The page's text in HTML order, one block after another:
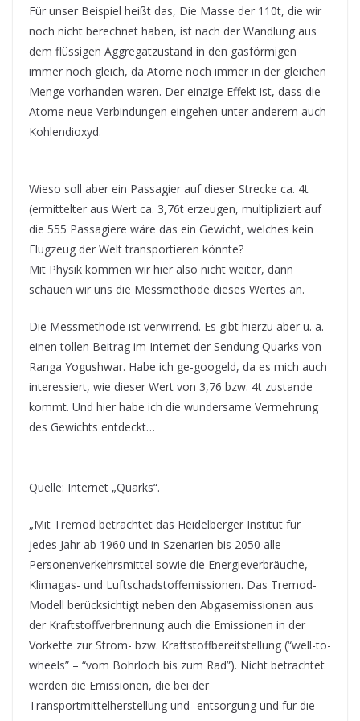
Für unser Beispiel heißt das, Die Masse der 110t, die wir
noch nicht berechnet haben, ist nach der Wandlung aus
dem flüssigen Aggregatzustand in den gasförmigen
immer noch gleich, da Atome noch immer in der gleichen
Menge vorhanden waren. Der einzige Effekt ist, dass die
Atome neue Verbindungen eingehen unter anderem auch
Kohlendioxyd.
Wieso soll aber ein Passagier auf dieser Strecke ca. 4t
(ermittelter aus Wert ca. 3,76t erzeugen, multipliziert auf
die 555 Passagiere wäre das ein Gewicht, welches kein
Flugzeug der Welt transportieren könnte?
Mit Physik kommen wir hier also nicht weiter, dann
schauen wir uns die Messmethode dieses Wertes an.
Die Messmethode ist verwirrend. Es gibt hierzu aber u. a.
einen tollen Beitrag im Internet der Sendung Quarks von
Ranga Yogushwar. Habe ich ge-googeld, da es mich auch
interessiert, wie dieser Wert von 3,76 bzw. 4t zustande
kommt. Und hier habe ich die wundersame Vermehrung
des Gewichts entdeckt…
Quelle: Internet „Quarks“.
„Mit Tremod betrachtet das Heidelberger Institut für
jedes Jahr ab 1960 und in Szenarien bis 2050 alle
Personenverkehrsmittel sowie die Energieverbräuche,
Klimagas- und Luftschadstoffemissionen. Das Tremod-
Modell berücksichtigt neben den Abgasemissionen aus
der Kraftstoffverbrennung auch die Emissionen in der
Vorkette zur Strom- bzw. Kraftstoffbereitstellung (“well-to-
wheels” – “vom Bohrloch bis zum Rad”). Nicht betrachtet
werden die Emissionen, die bei der
Transportmittelherstellung und -entsorgung und für die